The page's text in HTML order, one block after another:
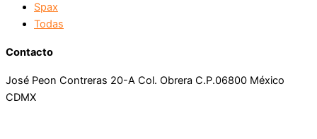
Spax
Todas
Contacto
José Peon Contreras 20-A Col. Obrera C.P.06800 México
CDMX